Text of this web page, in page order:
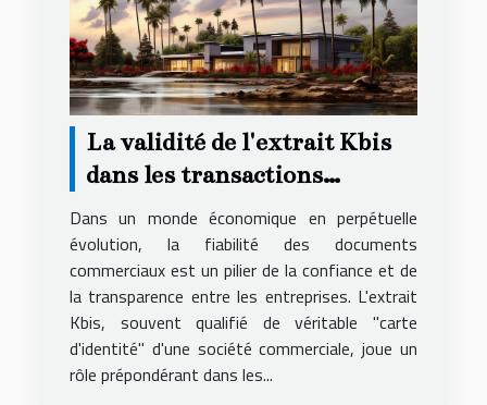
La validité de l'extrait Kbis
dans les transactions
commerciales et son impact
Dans un monde économique en perpétuelle
évolution, la fiabilité des documents
commerciaux est un pilier de la confiance et de
la transparence entre les entreprises. L'extrait
Kbis, souvent qualifié de véritable "carte
d'identité" d'une société commerciale, joue un
rôle prépondérant dans les...